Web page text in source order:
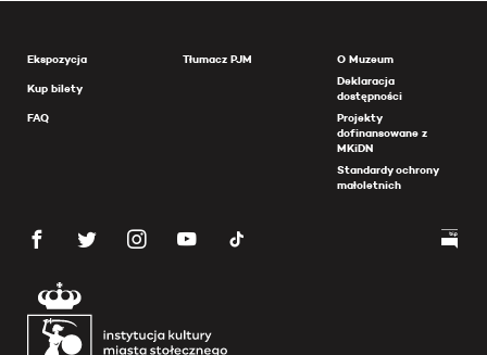
Ekspozycja
Kup bilety
FAQ
Tłumacz PJM
O Muzeum
Deklaracja
dostępności
Projekty
dofinansowane z
MKiDN
Standardy ochrony
małoletnich